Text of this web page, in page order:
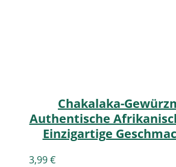
Chakalaka-
Authentische
Einzigartige
3,99€